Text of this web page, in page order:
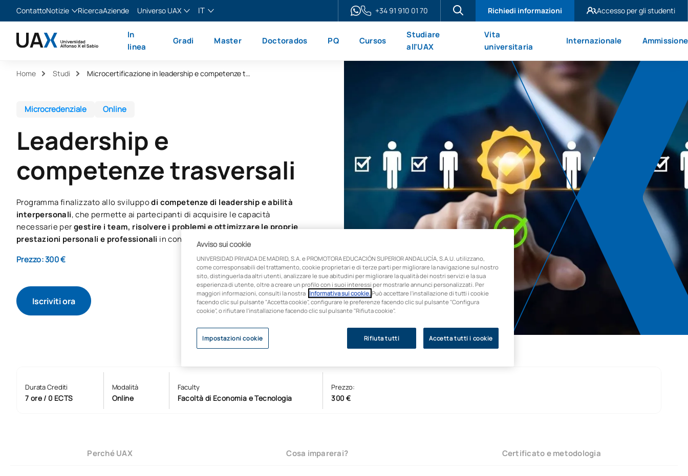
ContattoNotizie
Notizie
RicercaAziende
Universo UAX
XTART
IT
English
Français
+34 91 910 01 70 Richiedi informazioni
Accesso per gli studenti
UAX Mare Nostrum
In
linea
Gradi Master Doctorados PQ Cursos
Studiare
all'UAX
Vita
universitaria
Internazionale Ammissione
Home Studi Microcertificazione in leadership e competenze trasversali
Microcredenziale Online
Leadership e
competenze trasversali
Programma finalizzato allo sviluppodi competenze di leadership e abilità
interpersonali, che permette ai partecipanti di acquisire le capacità
necessarie pergestire i team, risolvere i problemi e ottimizzare le proprie
prestazioni personali e professionali in contesti reali.
Prezzo: 300 €
Iscriviti ora
Durata Crediti
7 ore / 0 ECTS
Modalità
Online
Faculty
Facoltà di Economia e Tecnologia
Prezzo:
300 €
Perché UAX Cosa imparerai? Certificato e metodologia
Avviso sui cookie
UNIVERSIDAD PRIVADA DE MADRID, S.A. e PROMOTORA EDUCACIÓN SUPERIOR ANDALUCÍA, S.A.U. utilizzano,
come corresponsabili del trattamento, cookie proprietari e di terze parti per migliorare la navigazione sul nostro
sito, distinguerla da altri utenti, analizzare le sue abitudini per migliorare la qualità dei nostri servizi e la sua
esperienza di utente, oltre a creare un profilo con i suoi interessi per mostrarle annunci personalizzati. Per
maggiori informazioni, consulti la nostra Informativa sui cookie.Può accettare l'installazione di tutti i cookie
facendo clic sul pulsante "Accetta cookie", configurare le preferenze facendo clic sul pulsante "Configura
cookie", o rifiutare l'installazione facendo clic sul pulsante "Rifiuta cookie".
Rifiuta tutti Accetta tutti i cookie
Impostazioni cookie